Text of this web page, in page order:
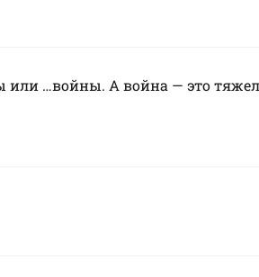
…войны. А война — это